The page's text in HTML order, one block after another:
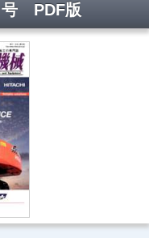
号 PDF版